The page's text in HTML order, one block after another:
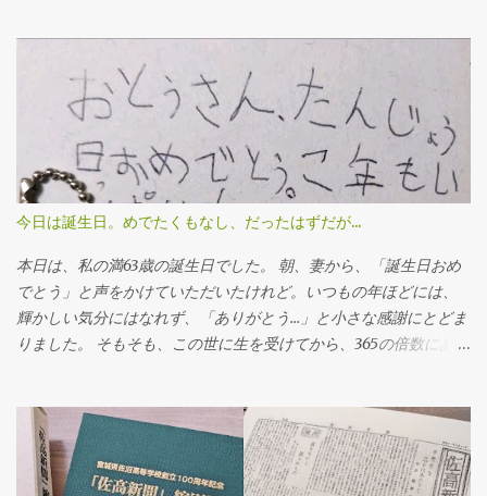
「愚行権」という言葉を知ったのは、妻から。新聞に掲載された
いたコラムをスクラップしており、おもしろいよと紹介してくれ
たのでした。（河北新報2023/08/27、連載「老後の新常識」文・
酒井譲より） 煙草を吸う、酒を飲む、ラーメンのスープを完食す
るなど、一般的には、愚かしい行い、ばかげた行為とされている
ことでも、そのことで心地よさや幸せを感じるのならば、人はこ
のような行為をする権利がある。ただし、他人に迷惑をかけない
限りにおいて。 → 愚行権（Wikipedia） さらにネットで調べた
ら、日本国憲法の幸福追求権にも反映されているとか、議論がた
くさんあって、意外に深い考え方でありました。なるほど。 い
ざ、よ市にたどり着いたのは16時ころで、小雨でしたが、カンカ
ン照りよりはいいね。たくさんの人がまちあるきを楽しんでいま
らのようです。 昼食をとると、それだけで満腹がいつまでも続く
ので、家族の買った団子を1本いただいただけで、「疲れていな
い？」「だいじょうぶ...」ばかりで、あまり会話もはずみません。
今日は誕生日。めでたくもなし、だったはずだが...
本日は、私の満63歳の誕生日でした。 朝、妻から、「誕生日おめ
でとう」と声をかけていただいたけれど。いつもの年ほどには、
輝かしい気分にはなれず、「ありがとう...」と小さな感謝にとどま
りました。 そもそも、この世に生を受けてから、365の倍数にあた
さも中くらいなりおらが春 小林一茶だよなあ。幼少のころから、
何度も耳目にしたことはあるけれど。 正月を迎えたけれど、そう
幸せといえる人生ではないな、ということだよな。 なにか素朴な